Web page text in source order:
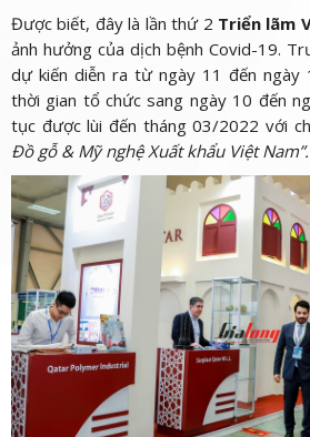
Được biết, đây là lần thứ 2 Triển lãm
ảnh hưởng của dịch bệnh Covid-19.
dự kiến diễn ra từ ngày 11 đến ngày
thời gian tổ chức sang ngày 10 đến
tục được lùi đến tháng 03/2022 với
Đồ gỗ & Mỹ nghệ Xuất khẩu Việt Nam”.